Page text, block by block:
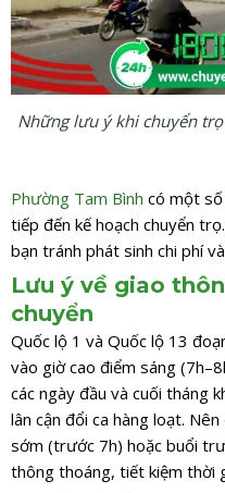
Những lưu ý khi chuyển
Phường Tam Bình có một
tiếp đến kế hoạch chuyển
bạn tránh phát sinh chi phí
Lưu ý về giao
chuyển
Quốc lộ 1 và Quốc lộ 13
vào giờ cao điểm sáng
các ngày đầu và cuối tháng
lân cận đổi ca hàng loạt.
sớm (trước 7h) hoặc buổi
thông thoáng, tiết kiệm thời